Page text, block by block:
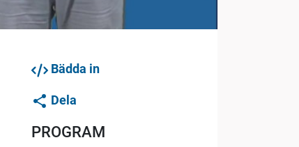
Bädda in
Dela
PROGRAM